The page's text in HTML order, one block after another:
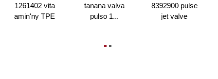
1261402 vita
amin'ny TPE
tanana valva
pulso 1...
8392900 pulse
jet valve